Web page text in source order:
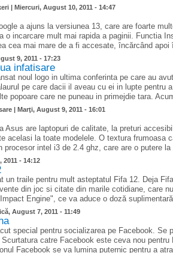
| Miercuri, August 10, 2011 - 14:47
a ajuns la versiunea 13, care are foarte
o incarcare mult mai rapida a paginii. Functia
cea mai mare de a fi accesate, încărcând
9, 2011 - 17:23
infatisare
noul logo in ultima conferinta pe care au
pe care dacii il aveau cu ei in lupte pentru
popoare care ne puneau in primejdie tara.
| Marţi, August 9, 2011 - 16:01
Asus are laptopuri de calitate, la preturi
acelasi la toate modelele. O textura
procesor intel i3 de 2.4 ghz, care are o putere
- 14:12
un traile pentru mult asteptatul Fifa 12. Deja
din joc si citate din marile cotidiane, care
Engine", ce va aduce o doză
August 7, 2011 - 11:49
special pentru socializarea pe Facebook.
catre Facebook este ceva nou
Facebook se va lumina puternic pentru a